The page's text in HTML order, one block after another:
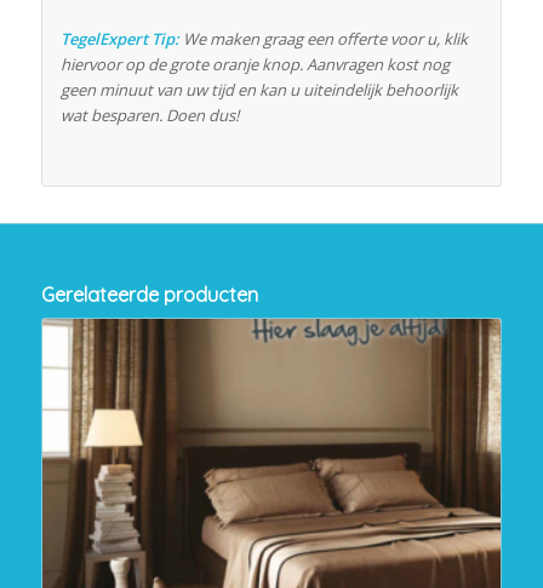
TegelExpert Tip:We maken graag een offerte voor u, klik
hiervoor op de grote oranje knop. Aanvragen kost nog
geen minuut van uw tijd en kan u uiteindelijk behoorlijk
wat besparen. Doen dus!
Gerelateerde producten